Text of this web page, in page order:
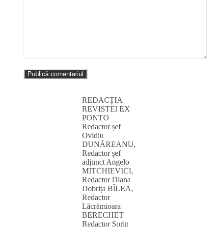
REDACȚIA
REVISTEI EX
PONTO
Redactor șef
Ovidiu
DUNĂREANU,
Redactor șef
adjunct Angelo
MITCHIEVICI,
Redactor Diana
Dobrița BÎLEA,
Redactor
Lăcrămioara
BERECHET
Redactor Sorin